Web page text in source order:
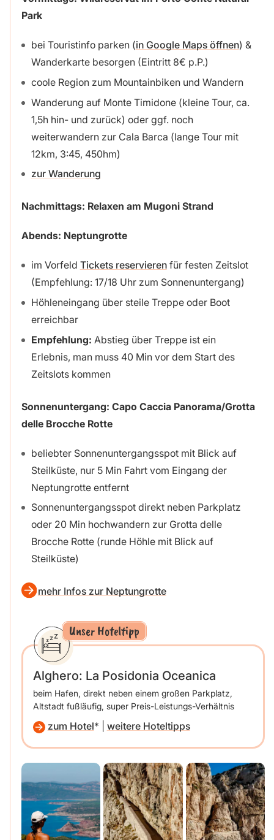
Park
bei Touristinfo parken (in Google Maps öffnen) &
Wanderkarte besorgen (Eintritt 8€ p.P.)
coole Region zum Mountainbiken und Wandern
Wanderung auf Monte Timidone (kleine Tour, ca.
1,5h hin- und zurück) oder ggf. noch
weiterwandern zur Cala Barca (lange Tour mit
12km, 3:45, 450hm)
zur Wanderung
Nachmittags: Relaxen am Mugoni Strand
Abends: Neptungrotte
im Vorfeld Tickets reservierenfür festen Zeitslot
(Empfehlung: 17/18 Uhr zum Sonnenuntergang)
Höhleneingang über steile Treppe oder Boot
erreichbar
Empfehlung: Abstieg über Treppe ist ein
Erlebnis, man muss 40 Min vor dem Start des
Zeitslots kommen
Sonnenuntergang: Capo Caccia Panorama/Grotta
delle Brocche Rotte
beliebter Sonnenuntergangsspot mit Blick auf
Steilküste, nur 5 Min Fahrt vom Eingang der
Neptungrotte entfernt
Sonnenuntergangsspot direkt neben Parkplatz
oder 20 Min hochwandern zur Grotta delle
Brocche Rotte (runde Höhle mit Blick auf
Steilküste)
mehr Infos zur Neptungrotte
Unser Hoteltipp
Alghero: La Posidonia Oceanica
beim Hafen, direkt neben einem großen Parkplatz,
Altstadt fußläufig, super Preis-Leistungs-Verhältnis
zum Hotel weitere Hoteltipps